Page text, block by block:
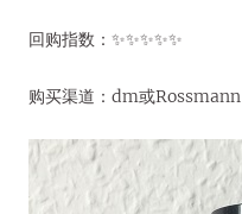
回购指数：✨✨✨✨✨
购买渠道：dm或Rossmann